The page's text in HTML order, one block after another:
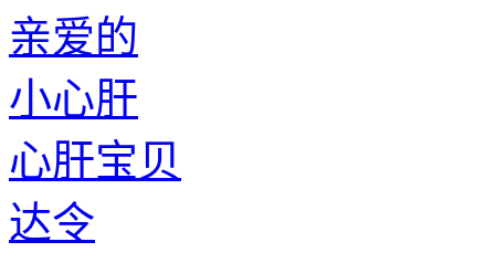
亲爱的
小心肝
心肝宝贝
达令